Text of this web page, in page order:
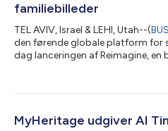
familiebilleder
TEL AVIV, Israel & LEHI, Utah--(
den førende globale platform for
dag lanceringen af Reimagine,
MyHeritages AI-værktøjer i
muligheder for at dele
MyHeritage udgiver AI